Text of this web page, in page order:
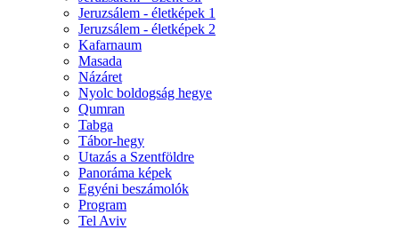
Jeruzsálem - életképek 1
Jeruzsálem - életképek 2
Kafarnaum
Masada
Názáret
Nyolc boldogság hegye
Qumran
Tabga
Tábor-hegy
Utazás a Szentföldre
Panoráma képek
Egyéni beszámolók
Program
Tel Aviv